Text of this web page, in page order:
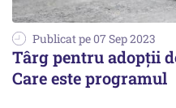
Publicat pe 07 Sep 2023
Târg pentru adopții
Care este programul